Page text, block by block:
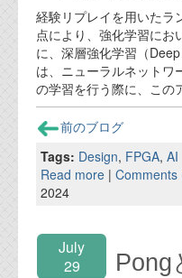
経験リプレイを用いたラ
点により、強化学習にお
に、深層強化学習（
は、ニューラルネットワ
の学習を行う際に、この
前のブログ
Tags: Design, FPGA, AI
Read more | Comments
2024
July
29
Pong